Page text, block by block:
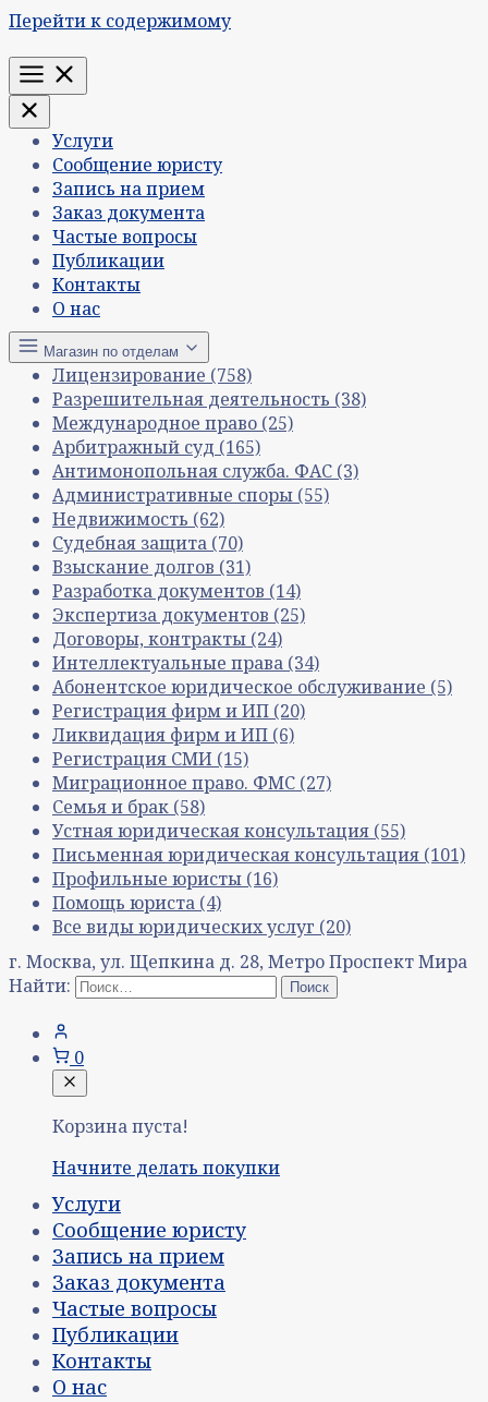
Перейти к содержимому
Меню
Услуги
Сообщение юристу
Запись на прием
Заказ документа
Частые вопросы
Публикации
Контакты
О нас
Магазин по отделам
Лицензирование (758)
Разрешительная деятельность (38)
Международное право (25)
Арбитражный суд (165)
Антимонопольная служба. ФАС (3)
Административные споры (55)
Недвижимость (62)
Судебная защита (70)
Взыскание долгов (31)
Разработка документов (14)
Экспертиза документов (25)
Договоры, контракты (24)
Интеллектуальные права (34)
Абонентское юридическое обслуживание (5)
Регистрация фирм и ИП (20)
Ликвидация фирм и ИП (6)
Регистрация СМИ (15)
Миграционное право. ФМС (27)
Семья и брак (58)
Устная юридическая консультация (55)
Письменная юридическая консультация (101)
Профильные юристы (16)
Помощь юриста (4)
Все виды юридических услуг (20)
г. Москва, ул. Щепкина д. 28, Метро Проспект Мира
Найти:
0
Корзина пуста!
Начните делать покупки
Услуги
Сообщение юристу
Запись на прием
Заказ документа
Частые вопросы
Публикации
Контакты
О нас